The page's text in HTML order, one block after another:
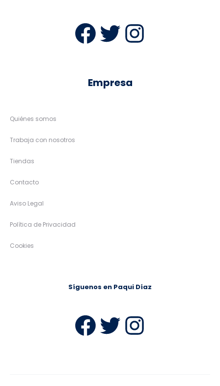
Facebook
Twitter
Empresa
Quiénes somos
Trabaja con nosotros
Tiendas
Contacto
Aviso Legal
Política de Privacidad
Cookies
Síguenos en Paqui Díaz
Facebook
Twitter